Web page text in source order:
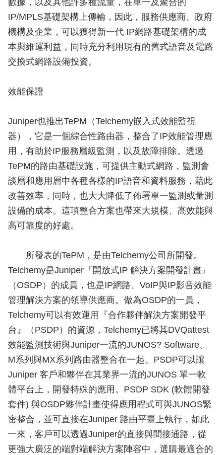
數據，以及其他許多種流量，在單一及聚合的
IP/MPLS基礎架構上傳輸，因此，服務供應商、政府
機構及企業，可以獲得新一代 IP網路基礎架構的成
本與維運利益，同時充分利用現有的舊式語音及電路
交換式網路設備投資。
效能保證
Juniper也推出TePM（Telchemy嵌入式效能監視
器），它是一個綜合性路由器，整合了IP效能管理應
用，有助於IP服務層級監測，以及故障排除。透過
TePM的路由基礎設施，可提供主動式網路，監測會
談層和應用層中各種各樣的IP語音和資料服務，藉此
改善效率，同時，也大大降低了佈署單一監測或量測
設備的成本。這項整合方案也帶來大規模、高效能與
高可靠度的好處。
所發表的TePM，是由Telchemy公司所開發。
Telchemy是Juniper『開放式IP 解決方案開發計畫』
（OSDP）的成員，也是IP網路、VoIP與IP影音效能
管理解決方案的領導供應商。做為OSDP的一員，
Telchemy可以有效運用『合作夥伴解決方案開發平
台』（PSDP）的資源，Telchemy已將其DVQattest
效能監測技術與Juniper一流的JUNOS? Software、
M系列與MX系列路由器整合在一起。PSDP可以讓
Juniper 客戶和夥伴在其業界一流的JUNOS 單一軟
體平台上，開發特殊的應用。PSDP SDK (軟體開發
套件) 與OSDP夥伴計畫使得應用程式可與JUNOS緊
密整合，並可直接在Juniper 路由平臺上執行，如此
一來，客戶可以透過Juniper的直接與間接通路，從
更強大廣泛的端對端解決方案陣容中，選購最適合的